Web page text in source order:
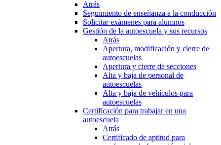
Atrás
Seguimiento de enseñanza a la conducción
Solicitar exámenes para alumnos
Gestión de la autoescuela y sus recursos
Atrás
Apertura, modificación y cierre de
autoescuelas
Apertura y cierre de secciones
Alta y baja de personal de
autoescuelas
Alta y baja de vehículos para
autoescuelas
Certificación para trabajar en una
autoescuela
Atrás
Certificado de aptitud para